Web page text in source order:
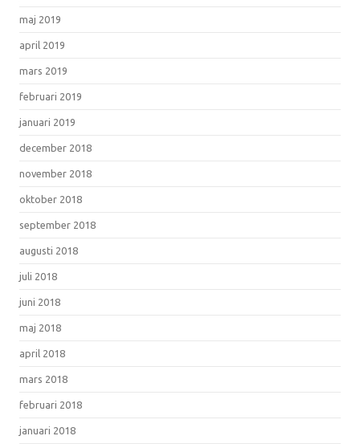
maj 2019
april 2019
mars 2019
februari 2019
januari 2019
december 2018
november 2018
oktober 2018
september 2018
augusti 2018
juli 2018
juni 2018
maj 2018
april 2018
mars 2018
februari 2018
januari 2018